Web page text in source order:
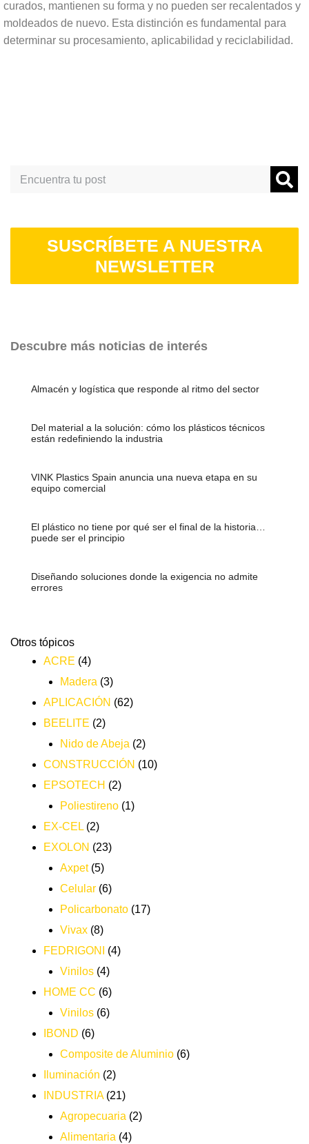
curados, mantienen su forma y no pueden ser recalentados y
moldeados de nuevo. Esta distinción es fundamental para
determinar su procesamiento, aplicabilidad y reciclabilidad.
Search
SUSCRÍBETE A NUESTRA
NEWSLETTER
Descubre más noticias de interés
Almacén y logística que responde al ritmo del sector
Del material a la solución: cómo los plásticos técnicos
están redefiniendo la industria
VINK Plastics Spain anuncia una nueva etapa en su
equipo comercial
El plástico no tiene por qué ser el final de la historia…
puede ser el principio
Diseñando soluciones donde la exigencia no admite
errores
Otros tópicos
ACRE (4)
Madera (3)
APLICACIÓN (62)
BEELITE (2)
Nido de Abeja (2)
CONSTRUCCIÓN (10)
EPSOTECH (2)
Poliestireno (1)
EX-CEL (2)
EXOLON (23)
Axpet(5)
Celular (6)
Policarbonato (17)
Vivax (8)
FEDRIGONI
(4)
Vinilos (4)
HOME CC (6)
Vinilos (6)
IBOND (6)
Composite de Aluminio (6)
Iluminación (2)
INDUSTRIA(21)
Agropecuaria (2)
Alimentaria (4)